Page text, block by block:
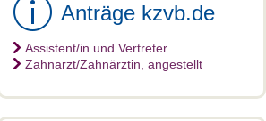
Anträge kzvb.de
Assistent/in und Vertreter
Zahnarzt/Zahnärztin, angestellt